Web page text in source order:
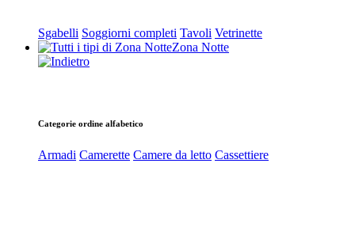
Sgabelli Soggiorni completi Tavoli Vetrinette
Zona Notte
Categorie ordine alfabetico
Armadi Camerette Camere da letto Cassettiere